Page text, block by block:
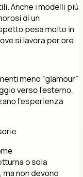
Anche i modelli più
di un
pesa molto in
si lavora per ore.
meno “glamour”
verso l’esterno,
l’esperienza
o sola
non devono